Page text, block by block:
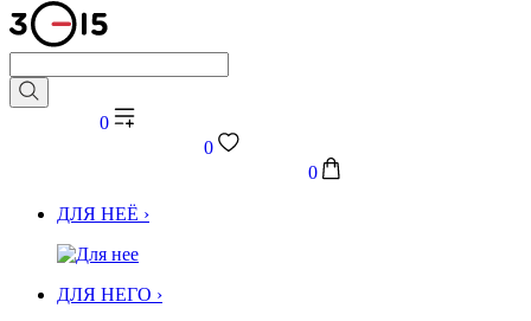
0
0
0
ДЛЯ НЕЁ ›
ДЛЯ НЕГО ›